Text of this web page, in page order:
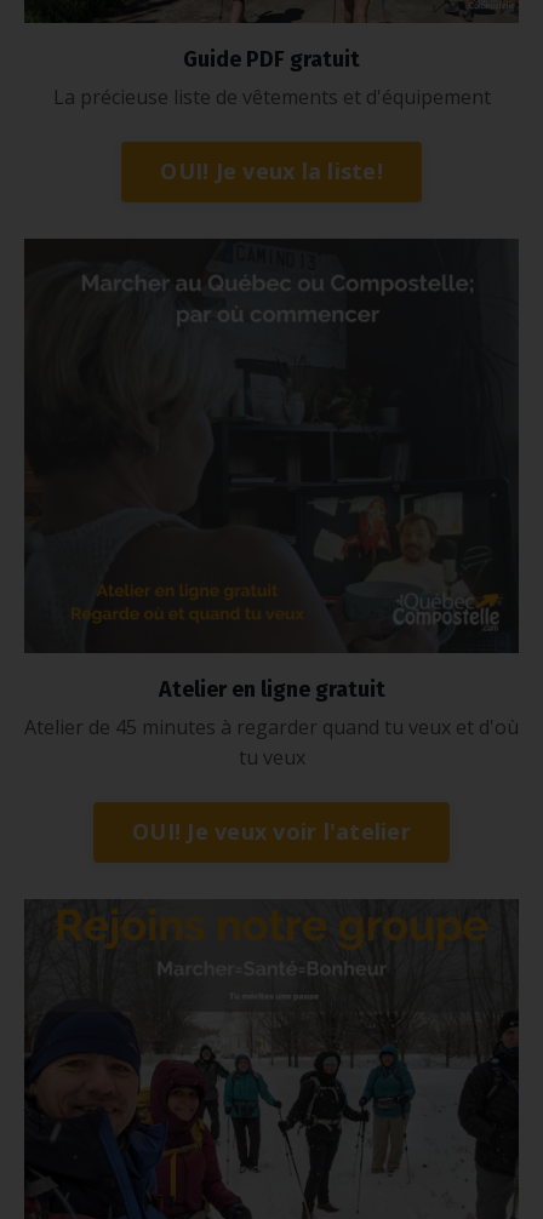
Guide PDF gratuit
La précieuse liste de vêtements et d'équipement
OUI! Je veux la liste!
Atelier en ligne gratuit
Atelier de 45 minutes à regarder quand tu veux et d'où
tu veux
OUI! Je veux voir l'atelier